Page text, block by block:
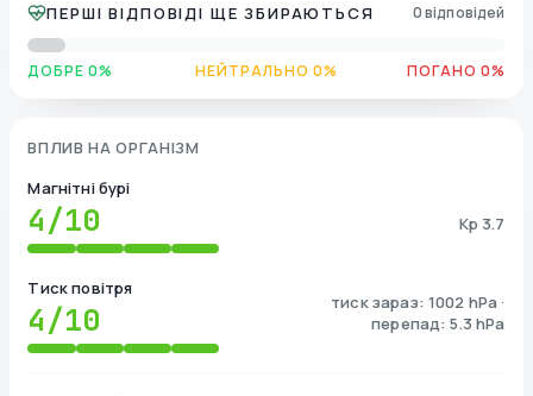
ПЕРШІ ВІДПОВІДІ ЩЕ ЗБИРАЮТЬСЯ 0 відповідей
ДОБРЕ 0% НЕЙТРАЛЬНО 0% ПОГАНО 0%
ВПЛИВ НА ОРГАНІЗМ
Магнітні бурі
4/10 Kp 3.7
Тиск повітря
4/10
тиск зараз: 1002 hPa ·
перепад: 5.3 hPa